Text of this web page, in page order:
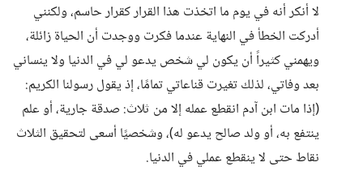
لا أنكر أنه في يوم ما اتخذت هذا القرار كقرار حاسم، ولكنني
أدركت الخطأ في النهاية عندما فكرت ووجدت أن الحياة زائلة،
ويهمني كثيراً أن يكون لي شخص يدعو لي في الدنيا ولا ينساني
بعد وفاتي، لذلك تغيرت قناعاتي تمامًا، إذ يقول رسولنا الكريم:
(إذا مات ابن آدم انقطع عمله إلا من ثلاث: صدقة جارية، أو علم
ينتفع به، أو ولد صالح يدعو له)، وشخصيًا أسعى لتحقيق الثلاث
نقاط حتى لا ينقطع عملي في الدنيا.